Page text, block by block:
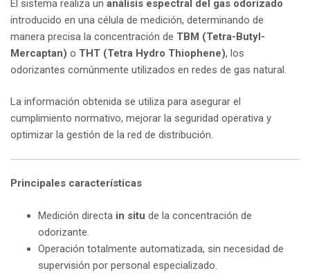
El sistema realiza un análisis espectral del gas odorizado
introducido en una célula de medición, determinando de
manera precisa la concentración de TBM (Tetra-Butyl-
Mercaptan) o THT (Tetra Hydro Thiophene), los
odorizantes comúnmente utilizados en redes de gas natural.
La información obtenida se utiliza para asegurar el
cumplimiento normativo, mejorar la seguridad operativa y
optimizar la gestión de la red de distribución.
Principales características
Medición directa in situ de la concentración de
odorizante.
Operación totalmente automatizada, sin necesidad de
supervisión por personal especializado.